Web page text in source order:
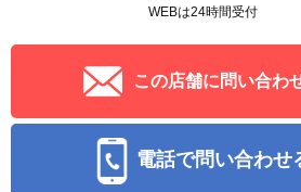
WEBは24時間受付
この店舗に問い合わ
電話で問い合わせ